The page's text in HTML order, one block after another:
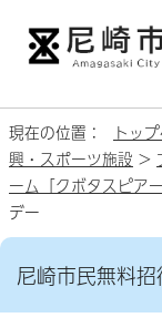
現在の位置： トッ
興・スポーツ施設 >
ーム「クボタスピア
デー
尼崎市民無料